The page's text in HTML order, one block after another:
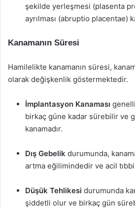
şekilde yerleşmesi (plasenta
ayrılması (abruptio placentae)
Kanamanın Süresi
Hamilelikte kanamanın süresi,
olarak değişkenlik göstermektedir.
İmplantasyon Kanaması
birkaç güne kadar sürebilir ve
kanamadır.
Dış Gebelik durumunda,
artma eğilimindedir ve acil
Düşük Tehlikesi durumunda
şiddetli olur ve birkaç gün